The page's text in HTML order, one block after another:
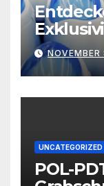
UNCATEGORIZED
POL-